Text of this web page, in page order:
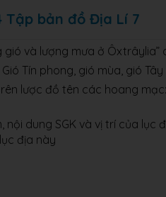
bản đồ Địa Lí 7
gió và lượng mưa ở Ôxtrâylia”
Tín phong, gió mùa, gió Tây
lược đồ tên các hoang
nội dung SGK và vị trí của
địa này